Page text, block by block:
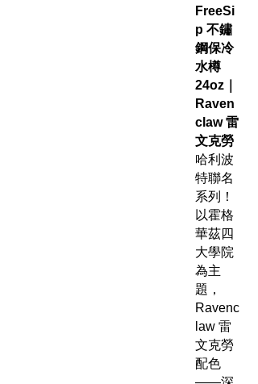
FreeSi
p 不鏽
鋼保冷
水樽
24oz｜
Raven
claw 雷
文克勞
哈利波
特聯名
系列！
以霍格
華茲四
大學院
為主
題，
Ravenc
law 雷
文克勞
配色